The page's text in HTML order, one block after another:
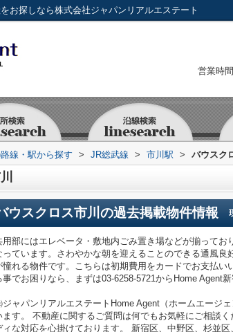
お探しなら株式会社ジャパンリアルエステート
営業時
線・駅から探す > JR総武線 > 市川駅 > バウスク
ウスクロス市川 の過去掲載物件情報
用部にはエレベータ・敷地内ごみ置き場などが揃って
っています。さわやかな朝を迎えることのできる通風
憧れる物件です。こちらは初期費用をカードでお支払
事でお困りなら、まずは03-6258-5721からHome Agent
ジャパンリアルエステートHome Agent（ホームエージ
ます。 不動産に関するご質問は何でもお気軽にご相談
ィな対応を心掛けております。 新宿区、中野区、杉並